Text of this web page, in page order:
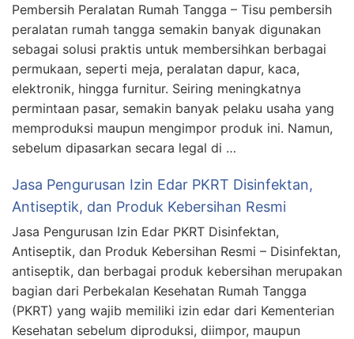
Pembersih Peralatan Rumah Tangga – Tisu pembersih
peralatan rumah tangga semakin banyak digunakan
sebagai solusi praktis untuk membersihkan berbagai
permukaan, seperti meja, peralatan dapur, kaca,
elektronik, hingga furnitur. Seiring meningkatnya
permintaan pasar, semakin banyak pelaku usaha yang
memproduksi maupun mengimpor produk ini. Namun,
sebelum dipasarkan secara legal di …
Jasa Pengurusan Izin Edar PKRT Disinfektan,
Antiseptik, dan Produk Kebersihan Resmi
Jasa Pengurusan Izin Edar PKRT Disinfektan,
Antiseptik, dan Produk Kebersihan Resmi – Disinfektan,
antiseptik, dan berbagai produk kebersihan merupakan
bagian dari Perbekalan Kesehatan Rumah Tangga
(PKRT) yang wajib memiliki izin edar dari Kementerian
Kesehatan sebelum diproduksi, diimpor, maupun